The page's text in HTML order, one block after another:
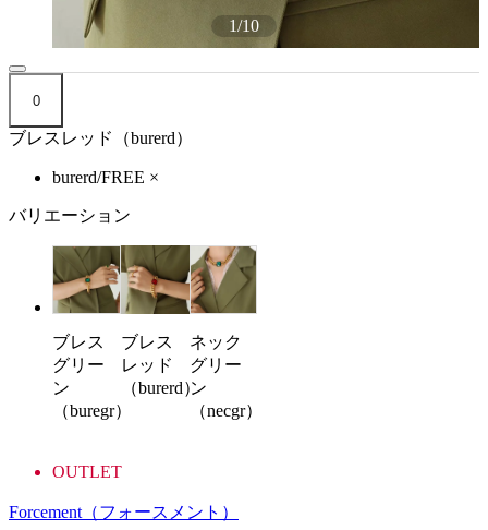
1/10
0
ブレスレッド（burerd）
burerd/FREE ×
バリエーション
ブレス
グリー
ン
（buregr）
ブレス
レッド
（burerd）
ネック
グリー
ン
（necgr）
OUTLET
Forcement （フォースメント）